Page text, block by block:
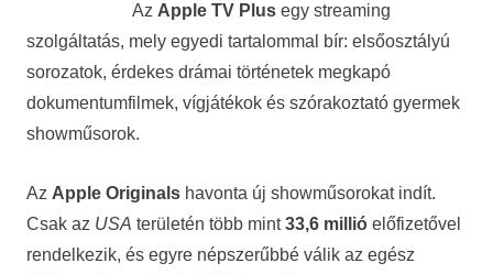
Az Apple TV Plusegy streaming
szolgáltatás, mely egyedi tartalommal bír: elsőosztályú
sorozatok, érdekes drámai történetek megkapó
dokumentumfilmek, vígjátékok és szórakoztató gyermek
showműsorok.
Az Apple Originalshavonta új showműsorokat indít.
Csak az USA területén több mint33,6 millióelőfizetővel
rendelkezik, és egyre népszerűbbé válik az egész